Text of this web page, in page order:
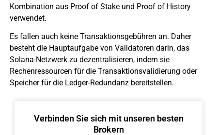
Kombination aus Proof of Stake und Proof of History
verwendet.
Es fallen auch keine Transaktionsgebühren an. Daher
besteht die Hauptaufgabe von Validatoren darin, das
Solana-Netzwerk zu dezentralisieren, indem sie
Rechenressourcen für die Transaktionsvalidierung oder
Speicher für die Ledger-Redundanz bereitstellen.
Verbinden Sie sich mit unseren besten
Brokern